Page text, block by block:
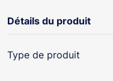
Détails du produit
Type de produit